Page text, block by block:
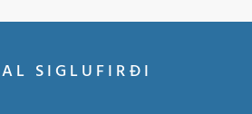
SIGLUFIRÐI